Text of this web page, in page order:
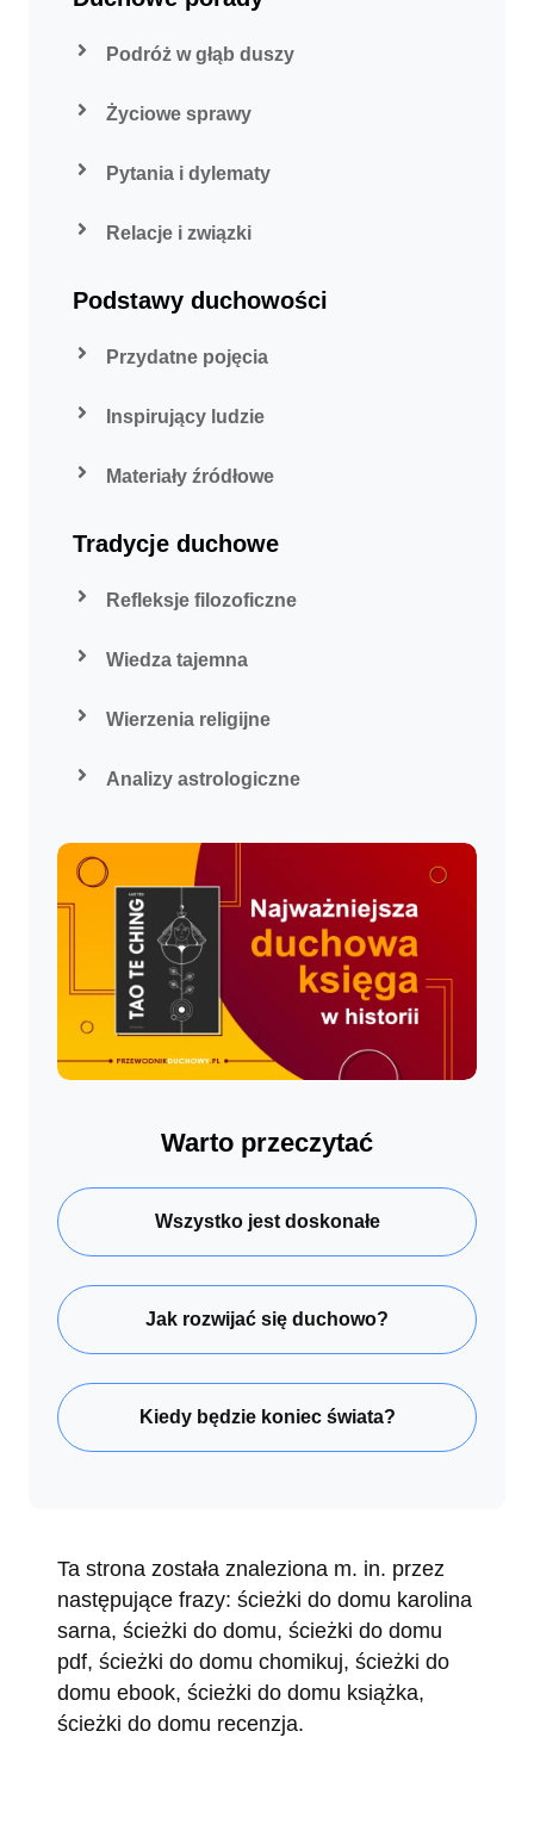
Podróż w głąb duszy
Życiowe sprawy
Pytania i dylematy
Relacje i związki
Podstawy duchowości
Przydatne pojęcia
Inspirujący ludzie
Materiały źródłowe
Tradycje duchowe
Refleksje filozoficzne
Wiedza tajemna
Wierzenia religijne
Analizy astrologiczne
Warto przeczytać
Wszystko jest doskonałe
Jak rozwijać się duchowo?
Kiedy będzie koniec świata?
Ta strona została znaleziona m. in. przez
następujące frazy: ścieżki do domu karolina
sarna, ścieżki do domu, ścieżki do domu
pdf, ścieżki do domu chomikuj, ścieżki do
domu ebook, ścieżki do domu książka,
ścieżki do domu recenzja.